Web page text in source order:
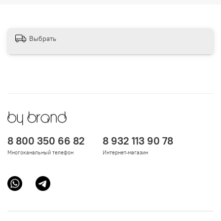
Выбрать
8 800 350 66 82
Многоканальный телефон
8 932 113 90 78
Интернет-магазин